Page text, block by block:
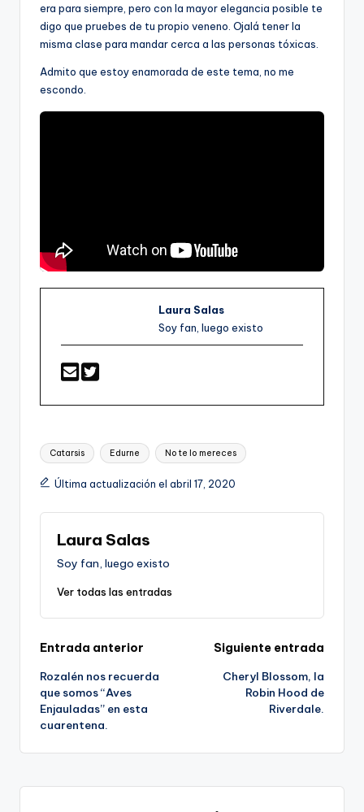
era para siempre, pero con la mayor elegancia posible te
digo que pruebes de tu propio veneno. Ojalá tener la
misma clase para mandar cerca a las personas tóxicas.
Admito que estoy enamorada de este tema, no me
escondo.
Laura Salas
Soy fan, luego existo
Etiquetas:
Catarsis Edurne No te lo mereces
Última actualización el abril 17, 2020
Laura Salas
Soy fan, luego existo
Ver todas las entradas
Navegación
de
entradas
Entrada anterior
Rozalén nos recuerda
que somos “Aves
Enjauladas” en esta
cuarentena.
Siguiente entrada
Cheryl Blossom, la
Robin Hood de
Riverdale.